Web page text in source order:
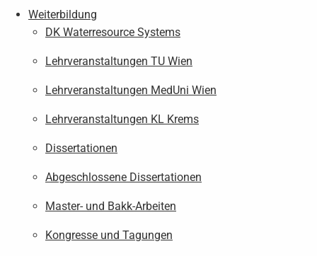
Weiterbildung
DK Waterresource Systems
Lehrveranstaltungen TU Wien
Lehrveranstaltungen MedUni Wien
Lehrveranstaltungen KL Krems
Dissertationen
Abgeschlossene Dissertationen
Master- und Bakk-Arbeiten
Kongresse und Tagungen